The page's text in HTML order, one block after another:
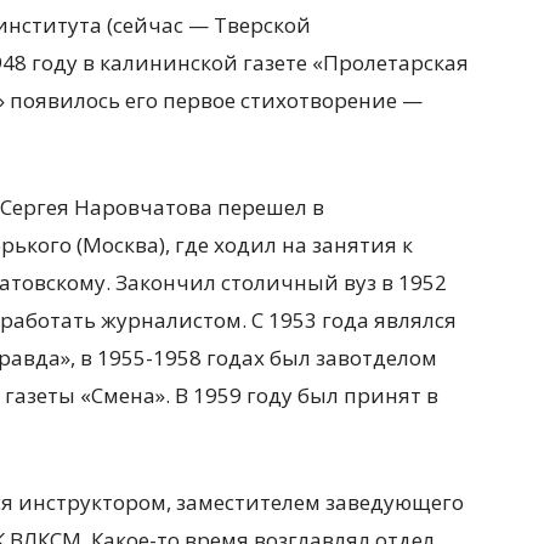
(сейчас — Тверской
году в калининской газете «Пролетарская
его первое стихотворение —
Наровчатова перешел в
(Москва), где ходил на занятия к
Закончил столичный вуз в 1952
журналистом. С 1953 года являлся
в 1955-1958 годах был завотделом
«Смена». В 1959 году был принят в
инструктором, заместителем заведующего